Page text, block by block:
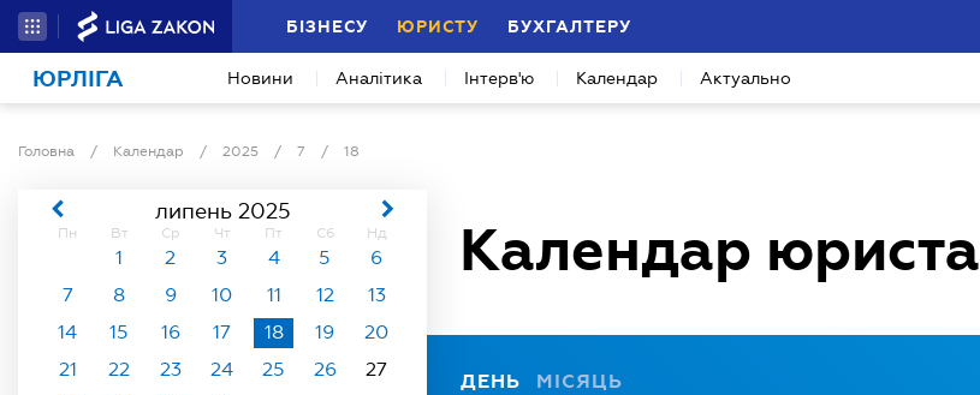
БІЗНЕСУ ЮРИСТУ БУХГАЛТЕРУ
ЮРЛІГА Новини Аналітика Інтерв'ю Календар Актуально
Головна / Календар / 2025 / 7 / 18
Календар юриста
липень 2025
Пн Вт Ср Чт Пт Сб Нд
1 2 3 4 5
6
7
8 9 10 11 12
13
14
15 16 17 18 19
20
21
22 23 24 25 26
27
ДЕНЬ МІСЯЦЬ